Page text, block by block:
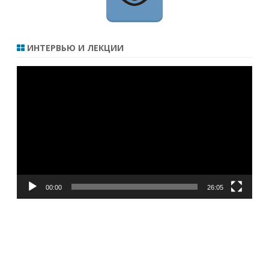
ИНТЕРВЬЮ И ЛЕКЦИИ
Видеоплеер
00:00 26:05